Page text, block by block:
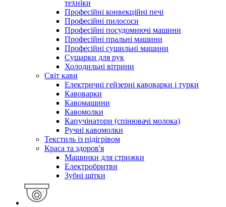
техніки
Професійні конвекційні печі
Професійні пилососи
Професійні посудомиючі машини
Професійні пральні машини
Професійні сушильні машини
Сушарки для рук
Холодильні вітрини
Світ кави
Електричні гейзерні кавоварки і турки
Кавоварки
Кавомашини
Кавомолки
Капучінатори (спінювачі молока)
Ручні кавомолки
Текстиль із підігрівом
Краса та здоров'я
Машинки для стрижки
Електробритви
Зубні щітки